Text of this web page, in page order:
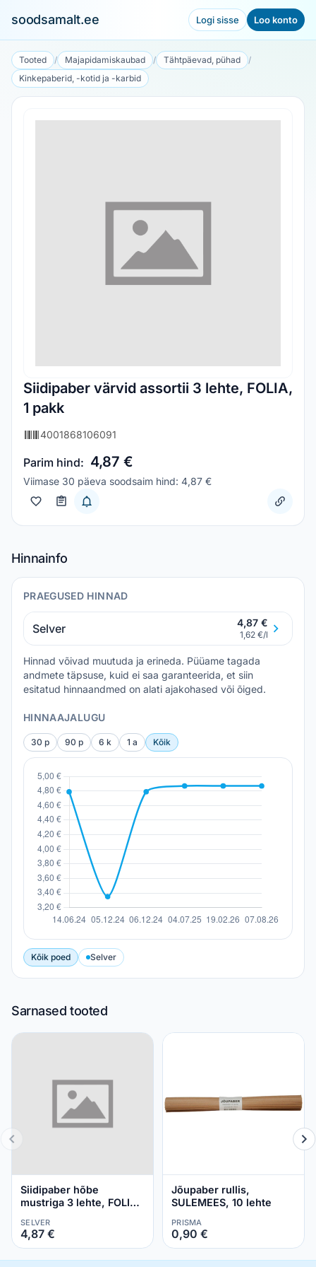
soodsamalt.ee Logi sisse Loo konto
Tooted / Majapidamiskaubad / Tähtpäevad, pühad
/
Kinkepaberid, -kotid ja -karbid
Siidipaber värvid assortii 3 lehte, FOLIA,
1 pakk
4001868106091
Parim hind: 4,87 €
Viimase 30 päeva soodsaim hind: 4,87 €
Hinnainfo
PRAEGUSED HINNAD
Selver 4,87 €
1,62 €/l
Hinnad võivad muutuda ja erineda. Püüame tagada
andmete täpsuse, kuid ei saa garanteerida, et siin
esitatud hinnaandmed on alati ajakohased või õiged.
HINNAAJALUGU
30 p 90 p 6 k 1 a Kõik
Kõik poed Selver
Sarnased tooted
Siidipaber hõbe
mustriga 3 lehte, FOLIA 1
SELVER
4,87 €
Jõupaber rullis,
SULEMEES, 10 lehte
PRISMA
0,90 €